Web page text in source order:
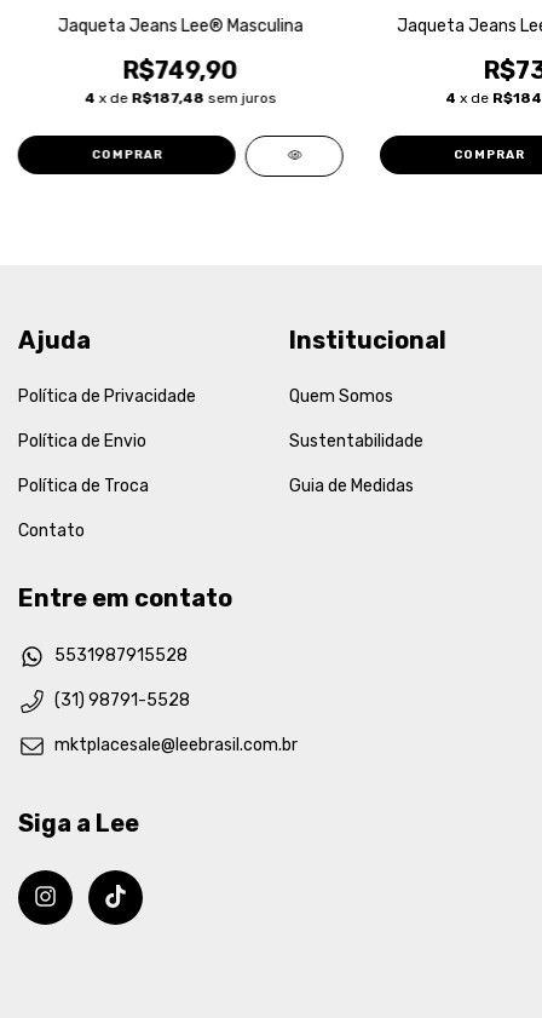
Jaqueta Jeans Lee® Masculina
R$749,90
4 x de R$187,48 sem juros
COMPRAR
Jaqueta Jeans
4 x de
COMPRAR
Ajuda
Política de Privacidade
Política de Envio
Política de Troca
Contato
Institucional
Quem Somos
Sustentabilidade
Guia de Medidas
Entre em contato
5531987915528
(31) 98791-5528
mktplacesale@leebrasil.com.br
Siga a Lee